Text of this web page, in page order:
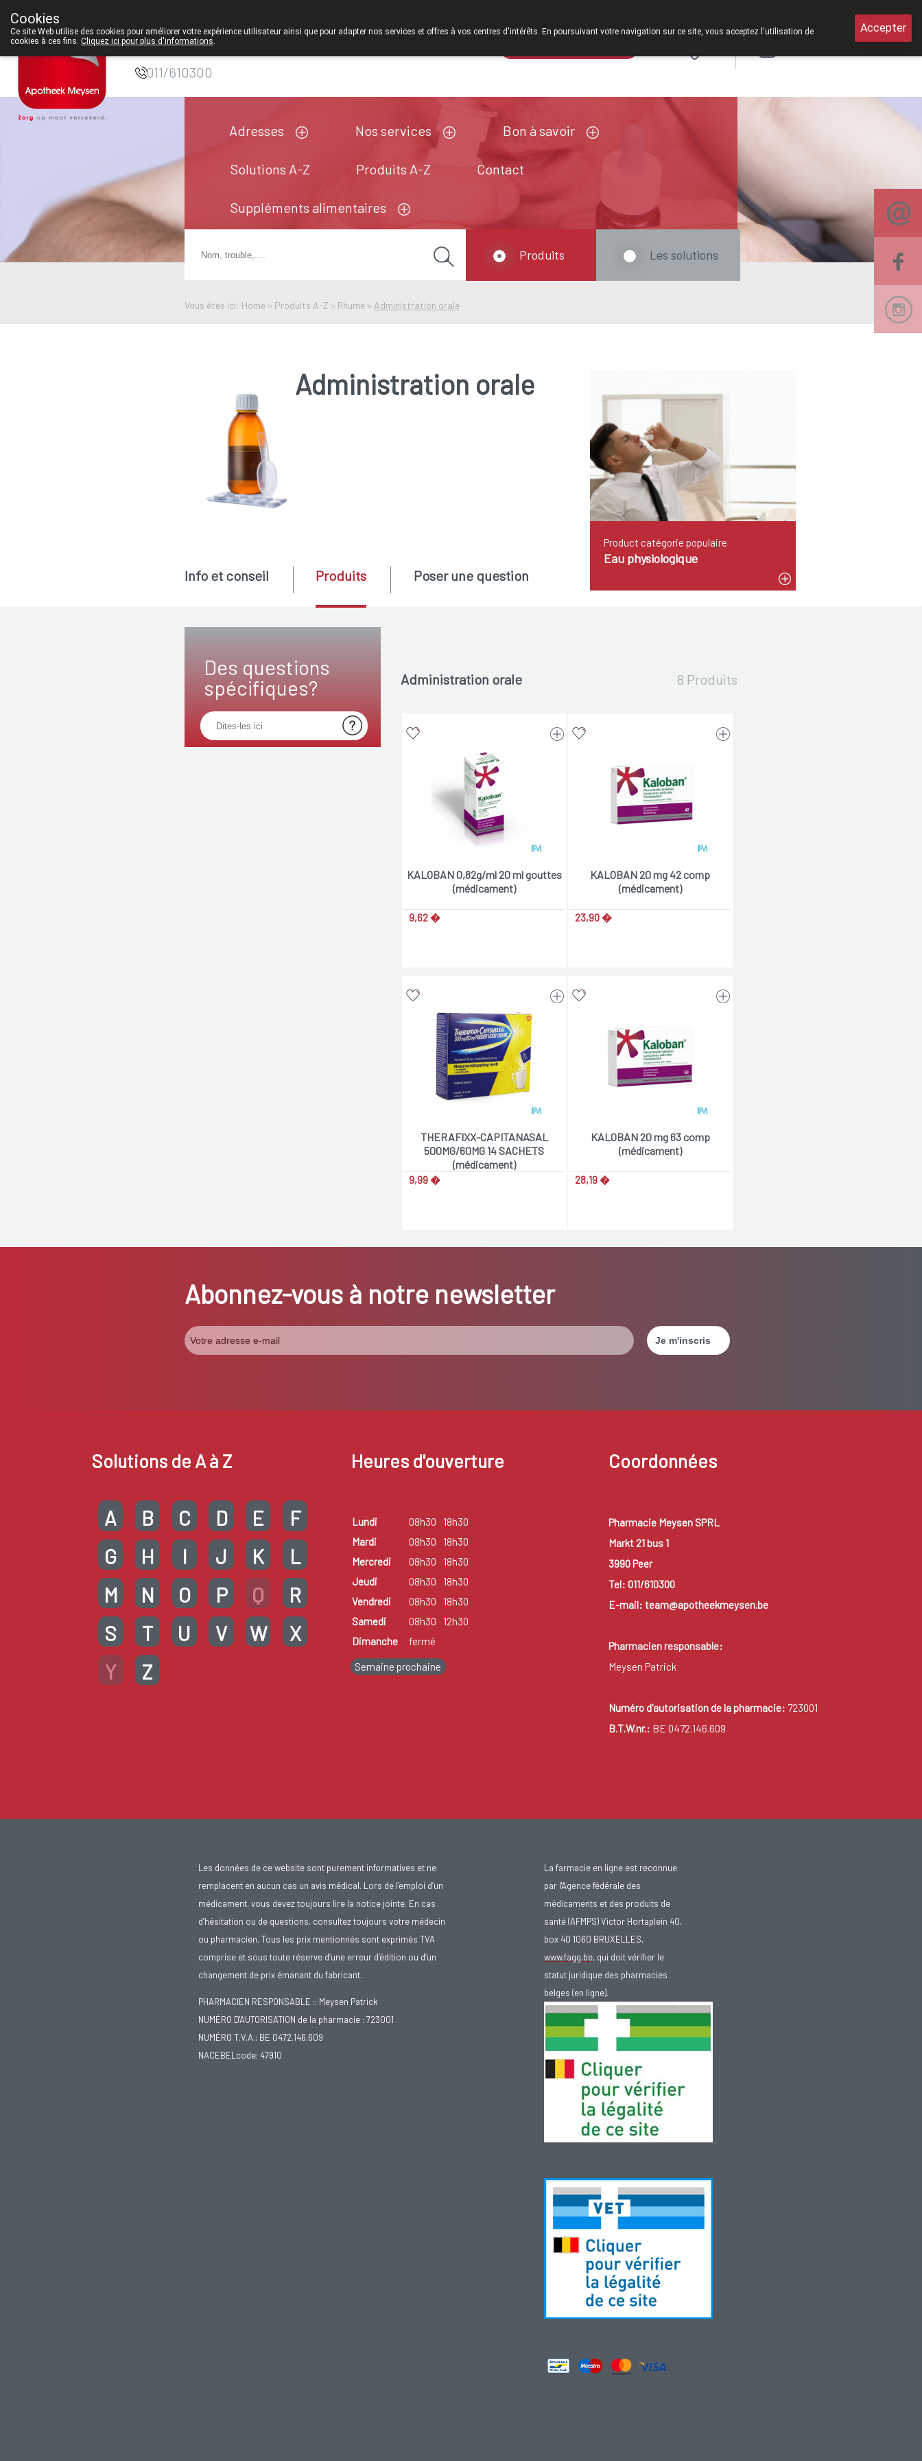
Pharmacie Meysen
SPRL
011/610300
Adresses Nos services Bon à savoir
Solutions A-Z Produits A-Z Contact
Suppléments alimentaires
Vous êtes ici: Home > Produits A-Z > Rhume > Administration orale
Produits Les solutions
Product catégorie populaire
Eau physiologique
Administration orale
Des questions
spécifiques?
Info et conseil Produits Poser une question
Administration orale 8 Produits
KALOBAN 0,82g/ml 20 ml gouttes
(médicament)
9,62 �
KALOBAN 20 mg 42 comp
(médicament)
23,90 �
THERAFIXX-CAPITANASAL
500MG/60MG 14 SACHETS
(médicament)
9,99 �
KALOBAN 20 mg 63 comp
(médicament)
28,19 �
Abonnez-vous à notre newsletter
Solutions de A à Z
A B C D E
F
G
H I J K
L
M
N O P Q
R
S
T U V W
X
Y
Z
Heures d'ouverture
Lundi 08h30
18h30
Mardi
08h30
18h30
Mercredi
08h30
18h30
Jeudi
08h30
18h30
Vendredi
08h30
18h30
Samedi
08h30
12h30
Dimanche
fermé
Semaine prochaine
Coordonnées
Pharmacie Meysen SPRL
Markt 21 bus 1
3990 Peer
Tel: 011/610300
E-mail: team@apotheekmeysen.be
Pharmacien responsable:
Meysen Patrick
Numéro d'autorisation de la pharmacie: 723001
B.T.W.nr.: BE 0472.146.609
Les données de ce website sont purement informatives et ne
remplacent en aucun cas un avis médical. Lors de l’emploi d’un
médicament, vous devez toujours lire la notice jointe. En cas
d’hésitation ou de questions, consultez toujours votre médecin
ou pharmacien. Tous les prix mentionnés sont exprimés TVA
comprise et sous toute réserve d’une erreur d’édition ou d’un
changement de prix émanant du fabricant.
PHARMACIEN RESPONSABLE :: Meysen Patrick
NUMÉRO D'AUTORISATION de la pharmacie : 723001
NUMÉRO T.V.A.: BE 0472.146.609
NACEBELcode: 47910
La farmacie en ligne est reconnue
par l'Agence fédérale des
médicaments et des produits de
santé (AFMPS) Victor Hortaplein 40,
box 40 1060 BRUXELLES,
www.fagg.be, qui doit vérifier le
statut juridique des pharmacies
belges (en ligne).
Cookies
Ce site Web utilise des cookies pour améliorer votre expérience utilisateur ainsi que pour adapter nos services et offres à vos centres d'intérêts. En poursuivant votre navigation sur ce site, vous acceptez l'utilisation de
cookies à ces fins. Cliquez ici pour plus d'informations.
Accepter